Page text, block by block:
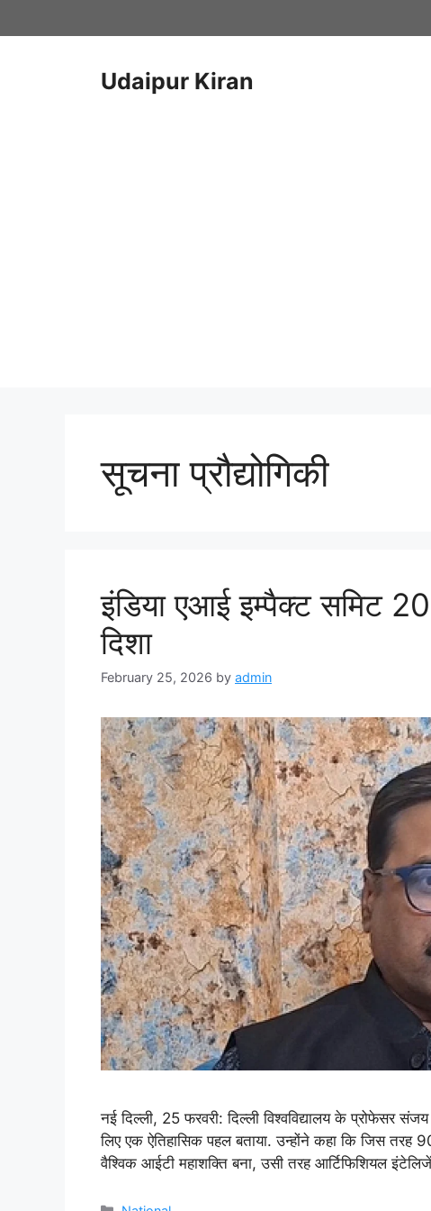
to
Udaipur Kiran
सूचना प्रौद्योगिकी
इंडिया एआई इम्पैक्ट समिट
दिशा
February 25, 2026 by admin
नई दिल्ली, 25 फरवरी: दिल्ली विश्वविद्यालय के प्रोफेसर
लिए एक ऐतिहासिक पहल बताया. उन्होंने कहा कि जिस
वैश्विक आईटी महाशक्ति बना, उसी तरह आर्टिफिशियल